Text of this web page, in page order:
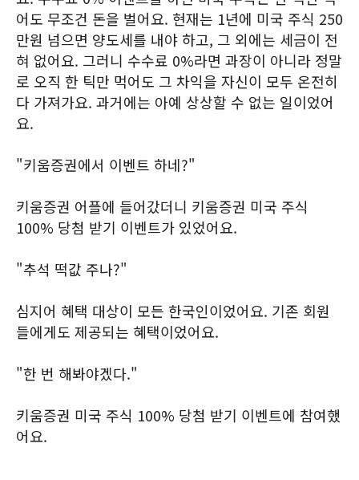
어도 무조건 돈을 벌어요. 현재는 1년에 미국 주식 250
만원 넘으면 양도세를 내야 하고, 그 외에는 세금이 전
혀 없어요. 그러니 수수료 0%라면 과장이 아니라 정말
로 오직 한 틱만 먹어도 그 차익을 자신이 모두 온전히
다 가져가요. 과거에는 아예 상상할 수 없는 일이었어
요.
"키움증권에서 이벤트 하네?"
키움증권 어플에 들어갔더니 키움증권 미국 주식
100% 당첨 받기 이벤트가 있었어요.
"추석 떡값 주나?"
심지어 혜택 대상이 모든 한국인이었어요. 기존 회원
들에게도 제공되는 혜택이었어요.
"한 번 해봐야겠다."
키움증권 미국 주식 100% 당첨 받기 이벤트에 참여했
어요.